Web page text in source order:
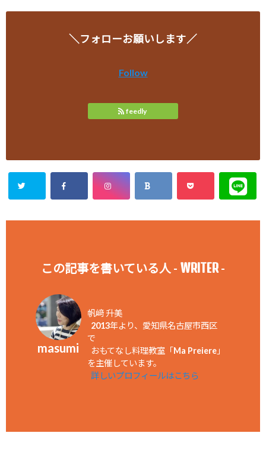
＼フォローお願いします／
Follow
feedly
この記事を書いている人 - WRITER-
masumi
帆﨑 升美
2013年より、愛知県名古屋市西区
で
おもてなし料理教室「Ma Preiere」
を主催しています。
詳しいプロフィールはこちら